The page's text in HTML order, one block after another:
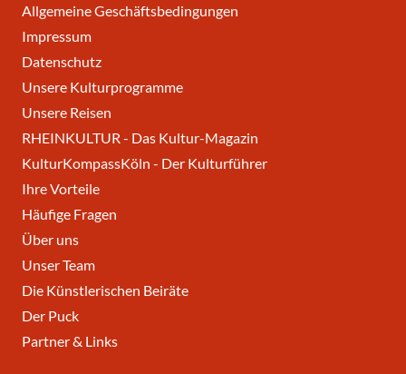
Allgemeine Geschäftsbedingungen
Impressum
Datenschutz
Unsere Kulturprogramme
Unsere Reisen
RHEINKULTUR - Das Kultur-Magazin
KulturKompassKöln - Der Kulturführer
Ihre Vorteile
Häufige Fragen
Über uns
Unser Team
Die Künstlerischen Beiräte
Der Puck
Partner & Links